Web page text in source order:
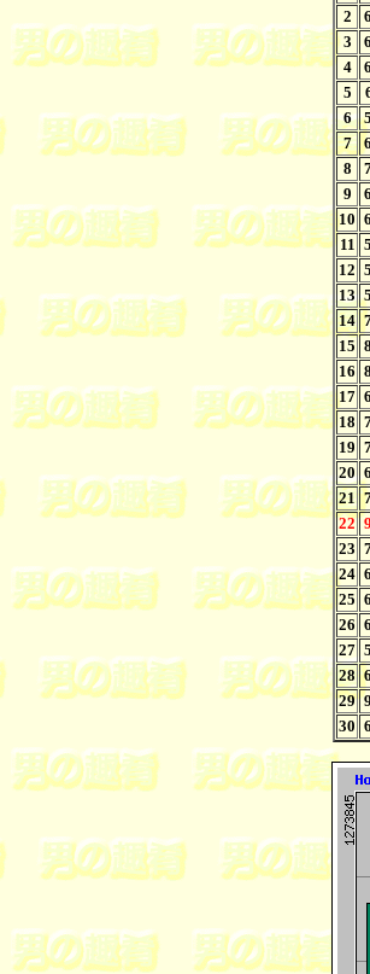
2
3
4
5
6
7
8
9
10
11
12
13
14
15
16
17
18
19
20
21
22
23
24
25
26
27
28
29
30